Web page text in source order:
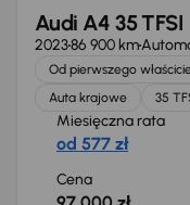
Audi A4 35 TFSI
202386 900 km
Od pierwszego
Auta krajowe
35
Miesięczna rata
od 577 zł
Cena